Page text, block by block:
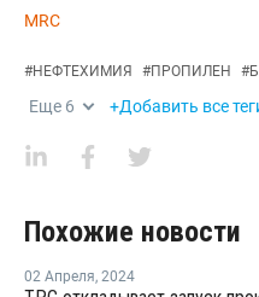
MRC
#НЕФТЕХИМИЯ #ПРОПИЛЕН #
Еще 6 +Добавить все
Похожие новости
02 Апреля, 2024